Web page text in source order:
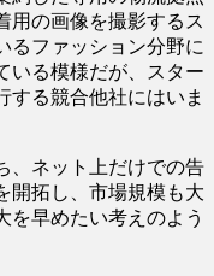
用の画像を撮影するス
るファッション分野に
いる模様だが、スター
する競合他社にはいま
、ネット上だけでの告
開拓し、市場規模も大
を早めたい考えのよう